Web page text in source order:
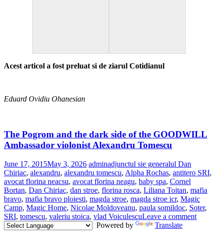
Acest articol a fost preluat si de ziarul Cotidianul
Eduard Ovidiu Ohanesian
Dosar
de
urmărire
teleportat
în
viitor
The Pogrom and the dark side of the GOODWILL
Ambassador violonist Alexandru Tomescu
June 17, 2015May 3, 2026 adminadjunctul sie generalul Dan
Chiriac, alexandru, alexandru tomescu, Alpha Rochas, antitero SRI,
avocat florina neacsu, avocat florina neagu, baby spa, Cornel
Bortan, Dan Chiriac, dan stroe, florina rosca, Liliana Toitan, mafia
bravo, mafia bravo ploiesti, magda stroe, magda stroe icr, Magic
Camp, Magic Home, Nicolae Moldoveanu, paula somildoc, Soter,
SRI, tomescu, valeriu stoica, vlad VoiculescuLeave a comment
Powered by
Translate